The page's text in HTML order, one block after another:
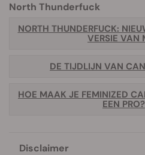
North Thunderfuck
NORTH THUNDERFUCK:
VERSIE VAN
DE TIJDLIJN VAN
HOE MAAK JE FEMINIZED
EEN PRO?
Disclaimer